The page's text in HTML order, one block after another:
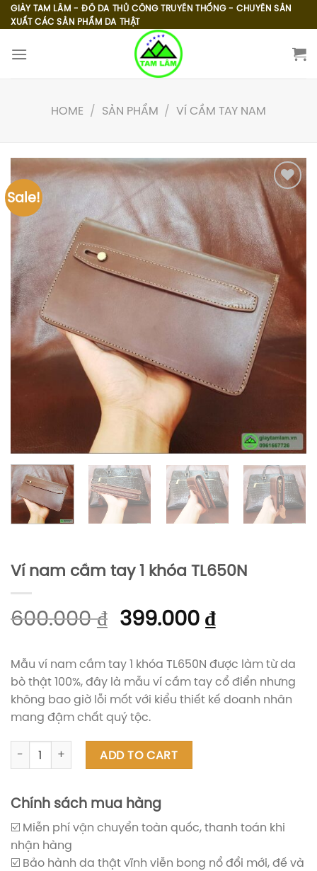
Skip
to
GIÀY TAM LÂM - ĐỒ DA THỦ CÔNG TRUYỀN THỐNG - CHUYÊN SẢN
XUẤT CÁC SẢN PHẨM DA THẬT
HOME / SẢN PHẨM / VÍ CẦM TAY NAM
Sale!
Add to
wishlist
Ví nam cầm tay 1 khóa TL650N
600.000₫ 399.000 ₫
Mẫu ví nam cầm tay 1 khóa TL650N được làm từ da
bò thật 100%, đây là mẫu ví cầm tay cổ điển nhưng
không bao giờ lỗi mốt với kiểu thiết kế doanh nhân
mang đậm chất quý tộc.
Ví nam cầm tay 1 khóa TL650N quantity
ADD TO CART
Chính sách mua hàng
☑️ Miễn phí vận chuyển toàn quốc, thanh toán khi
nhận hàng
☑️ Bảo hành da thật vĩnh viễn bong nổ đổi mới, đế và